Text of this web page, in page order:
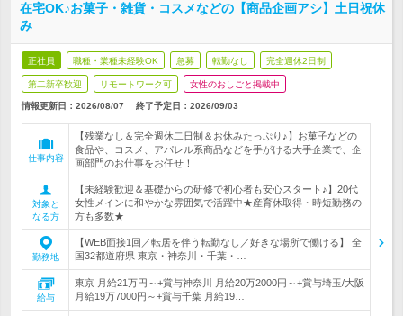
在宅OK♪お菓子・雑貨・コスメなどの【商品企画アシ】土日祝休
み
正社員 職種・業種未経験OK 急募 転勤なし 完全週休2日制
第二新卒歓迎 リモートワーク可 女性のおしごと掲載中
情報更新日：2026/08/07 終了予定日： 2026/09/03
仕事内容
【残業なし＆完全週休二日制＆お休みたっぷり♪】お菓子などの
食品や、コスメ、アパレル系商品などを手がける大手企業で、企
画部門のお仕事をお任せ！
対象と
なる方
【未経験歓迎＆基礎からの研修で初心者も安心スタート♪】20代
女性メインに和やかな雰囲気で活躍中★産育休取得・時短勤務の
方も多数★
勤務地
【WEB面接1回／転居を伴う転勤なし／好きな場所で働ける】 全
国32都道府県 東京・神奈川・千葉・…
給与
東京 月給21万円～+賞与神奈川 月給20万2000円～+賞与埼玉/大阪
月給19万7000円～+賞与千葉 月給19…